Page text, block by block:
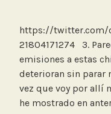
m
e
n
e
a
https://twitter.com/
21804171274 3.
emisiones a estas
deterioran sin parar
vez que voy por allí
he mostrado en